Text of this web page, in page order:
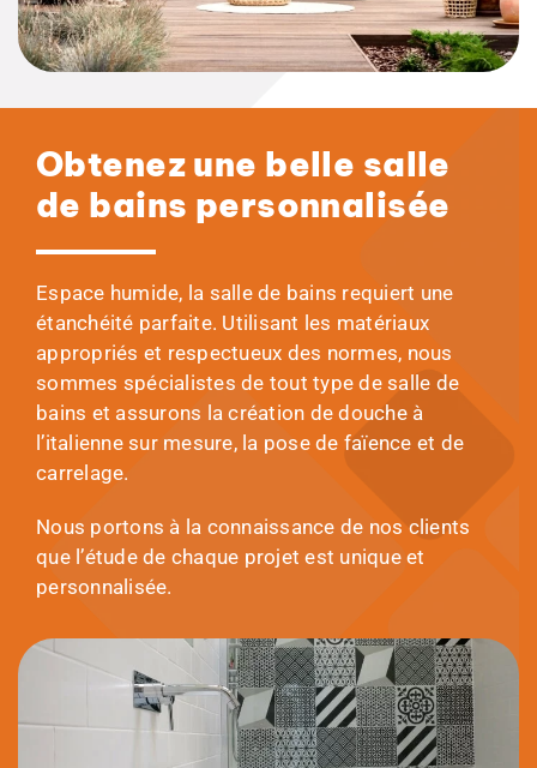
Obtenez une belle salle
de bains personnalisée
Espace humide, la salle de bains requiert une
étanchéité parfaite. Utilisant les matériaux
appropriés et respectueux des normes, nous
sommes spécialistes de tout type de salle de
bains et assurons la création de douche à
l’italienne sur mesure, la pose de faïence et de
carrelage.
Nous portons à la connaissance de nos clients
que l’étude de chaque projet est unique et
personnalisée.